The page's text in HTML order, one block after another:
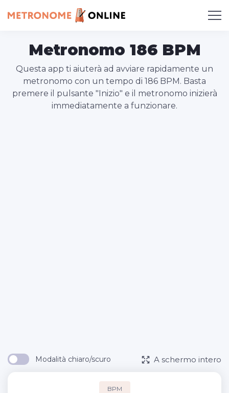
Metronomo 186 BPM
Questa app ti aiuterà ad avviare rapidamente un
metronomo con un tempo di 186 BPM. Basta
premere il pulsante "Inizio" e il metronomo inizierà
immediatamente a funzionare.
Modalità chiaro/scuro A schermo intero
BPM